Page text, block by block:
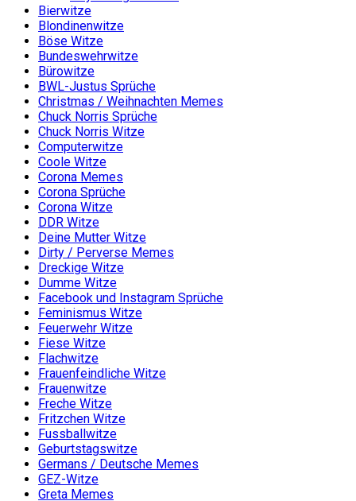
Bierwitze
Blondinenwitze
Böse Witze
Bundeswehrwitze
Bürowitze
BWL-Justus Sprüche
Christmas / Weihnachten Memes
Chuck Norris Sprüche
Chuck Norris Witze
Computerwitze
Coole Witze
Corona Memes
Corona Sprüche
Corona Witze
DDR Witze
Deine Mutter Witze
Dirty / Perverse Memes
Dreckige Witze
Dumme Witze
Facebook und Instagram Sprüche
Feminismus Witze
Feuerwehr Witze
Fiese Witze
Flachwitze
Frauenfeindliche Witze
Frauenwitze
Freche Witze
Fritzchen Witze
Fussballwitze
Geburtstagswitze
Germans / Deutsche Memes
GEZ-Witze
Greta Memes